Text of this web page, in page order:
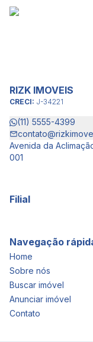
RIZK IMOVEIS
CRECI: J-34221
(11) 5555-4399
Avenida da
001
Filial
Navegação
Home
Sobre nós
Buscar imóvel
Anunciar imóvel
Contato